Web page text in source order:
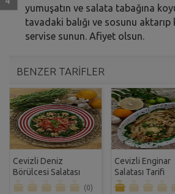
yumuşatın ve salata tabağına
tavadaki balığı ve sosunu aktarıp
servise sunun. Afiyet olsun.
BENZER TARİFLER
Cevizli Deniz
Börülcesi Salatası
Tarifi
(0)
Cevizli Enginar
Salatası Tarifi